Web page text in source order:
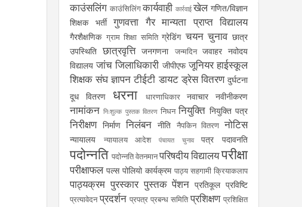
काउंसलिंग काउंसिलिंग कार्यवाही कार्रवाई खेल गणित/विज्ञान
शिक्षक भर्ती
गुणवत्ता गैर मान्यता प्राप्त विद्यालय
गैरशैक्षणिक ग्राम शिक्षा समिति ग्रेडिंग चयन चुनाव छात्र
उपस्थिति छात्रवृत्ति जनगणना जन्मदिन जवाहर नवोदय
विद्यालय जांच जिलाधिकारी जीपीएफ जूनियर हाईस्कूल
शिक्षक संघ ज्ञापन टीईटी डायट ड्रेस वितरण दुर्घटना
दूध वितरण
धरना धारणाधिकार नवाचार नवीनीकरण
नामांकन निःशुल्क पुस्तक वितरण निधन नियुक्ति नियुक्ति पत्र
निरीक्षण निर्माण निलंबन नीति नैपकिन वितरण नोटिस
न्यायालय न्यायालय आदेश पंचायत चुनाव पत्र पदावनति
पदोन्नति पदोन्नति वेतनमानपरिषदीय विद्यालयपरीक्षा
परीक्षाफल पल्स पोलियो कार्यक्रम पाठ्य सहगामी क्रियाकलाप
पाठ्यक्रम पुरस्कार पुस्तक पेंशन प्रतिकूल प्रविष्टि
प्रत्यावेदन प्रदर्शन प्रपत्र प्रबन्ध समिति प्रशिक्षण प्रशिक्षित